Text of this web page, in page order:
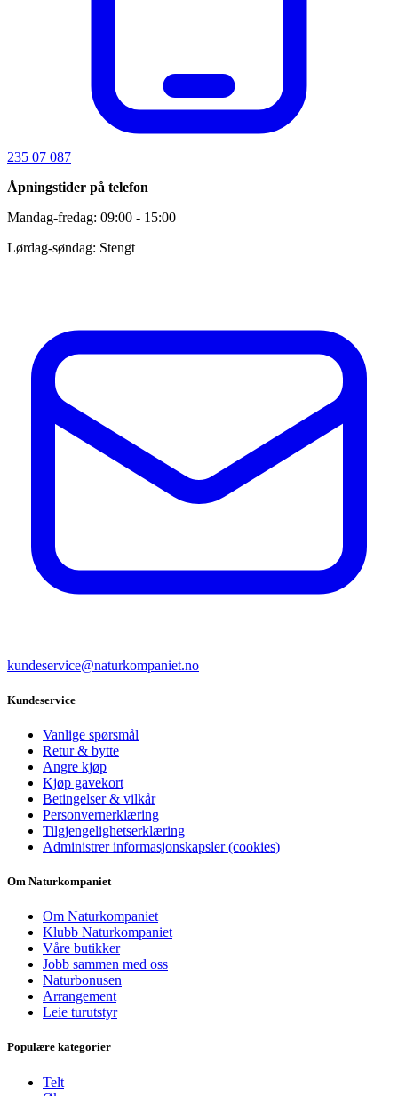
235 07 087
Åpningstider på telefon
Mandag-fredag: 09:00 - 15:00
Lørdag-søndag: Stengt
kundeservice@naturkompaniet.no
Kundeservice
Vanlige spørsmål
Retur & bytte
Angre kjøp
Kjøp gavekort
Betingelser & vilkår
Personvernerklæring
Tilgjengelighetserklæring
Administrer informasjonskapsler (cookies)
Om Naturkompaniet
Om Naturkompaniet
Klubb Naturkompaniet
Våre butikker
Jobb sammen med oss
Naturbonusen
Arrangement
Leie turutstyr
Populære kategorier
Telt